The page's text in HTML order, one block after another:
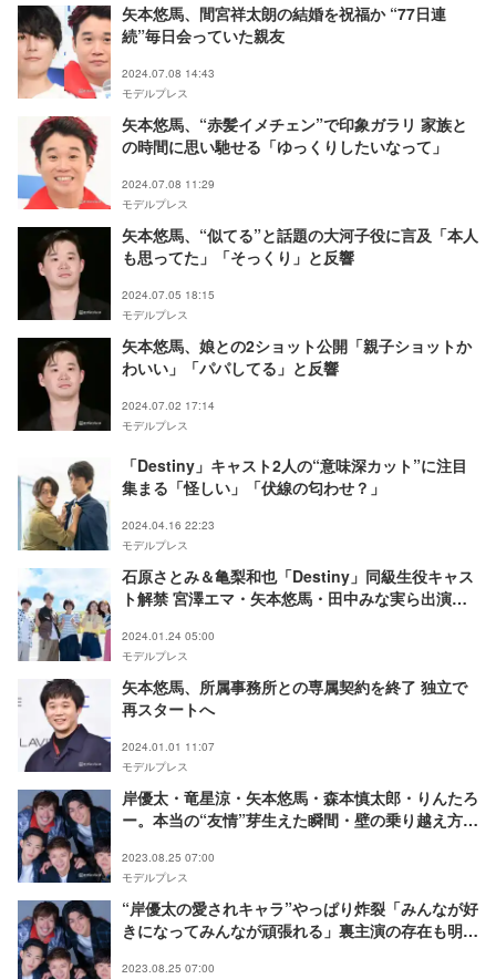
矢本悠馬、間宮祥太朗の結婚を祝福か “77日連
続”毎日会っていた親友
2024.07.08 14:43
モデルプレス
矢本悠馬、“赤髪イメチェン”で印象ガラリ 家族と
の時間に思い馳せる「ゆっくりしたいなって」
2024.07.08 11:29
モデルプレス
矢本悠馬、“似てる”と話題の大河子役に言及「本人
も思ってた」「そっくり」と反響
2024.07.05 18:15
モデルプレス
矢本悠馬、娘との2ショット公開「親子ショットか
わいい」「パパしてる」と反響
2024.07.02 17:14
モデルプレス
「Destiny」キャスト2人の“意味深カット”に注目
集まる「怪しい」「伏線の匂わせ？」
2024.04.16 22:23
モデルプレス
石原さとみ＆亀梨和也「Destiny」同級生役キャス
ト解禁 宮澤エマ・矢本悠馬・田中みな実ら出演決
2024.01.24 05:00
モデルプレス
矢本悠馬、所属事務所との専属契約を終了 独立で
再スタートへ
2024.01.01 11:07
モデルプレス
岸優太・竜星涼・矢本悠馬・森本慎太郎・りんたろ
ー。本当の“友情”芽生えた瞬間・壁の乗り越え方語
2023.08.25 07:00
モデルプレス
“岸優太の愛されキャラ”やっぱり炸裂「みんなが好
きになってみんなが頑張れる」裏主演の存在も明ら
2023.08.25 07:00